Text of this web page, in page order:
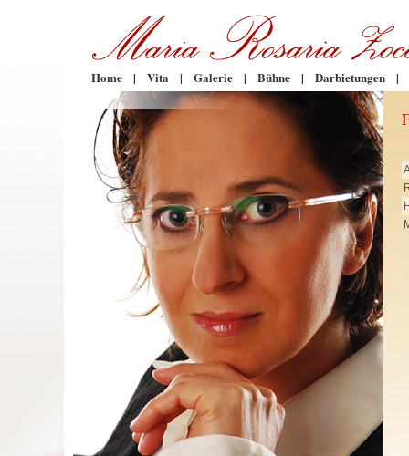
Home | Vita | Galerie | Bühne | Darbietungen |